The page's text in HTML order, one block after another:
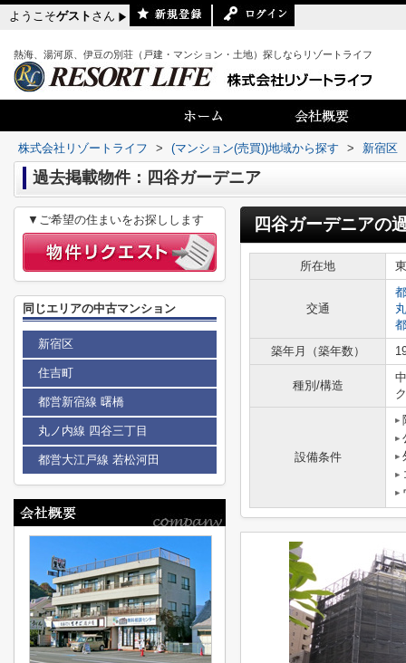
ようこそゲスト さん
熱海、湯河原、伊豆の別荘（戸建・マンション・土地）探しならリゾートライフ
株式会社リゾートライフ > (マンション(売買))地域から探す > 新宿区
過去掲載物件：四谷ガーデニア
四谷ガーデニアの
所在地
交通
築年月（築年数）
種別/構造
設備条件
▼ご希望の住まいをお探しします
同じエリアの中古マンション
新宿区
住吉町
都営新宿線 曙橋
丸ノ内線 四谷三丁目
都営大江戸線 若松河田